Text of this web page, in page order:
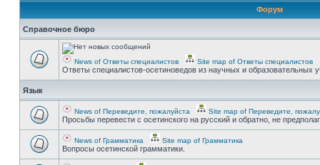
Форум
Справочное бюро
News of Ответы специалистов Site map of Ответы специалистов
Ответы специалистов-осетиноведов из научных и
Язык
News of Переведите, пожалуйста Site map of Переведите,
Просьбы перевести с осетинского на русский и обратно, не
News of Грамматика Site map of Грамматика
Вопросы осетинской грамматики.